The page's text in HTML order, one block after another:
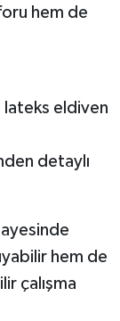
hem de
lateks eldiven
detaylı
hem de
çalışma